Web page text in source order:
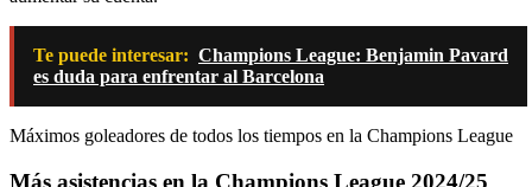
Te puede interesar: Champions League: Benjamin Pavard
es duda para enfrentar al Barcelona
Máximos goleadores de todos los tiempos en la Champions League
Más asistencias en la Champions League 2024/25